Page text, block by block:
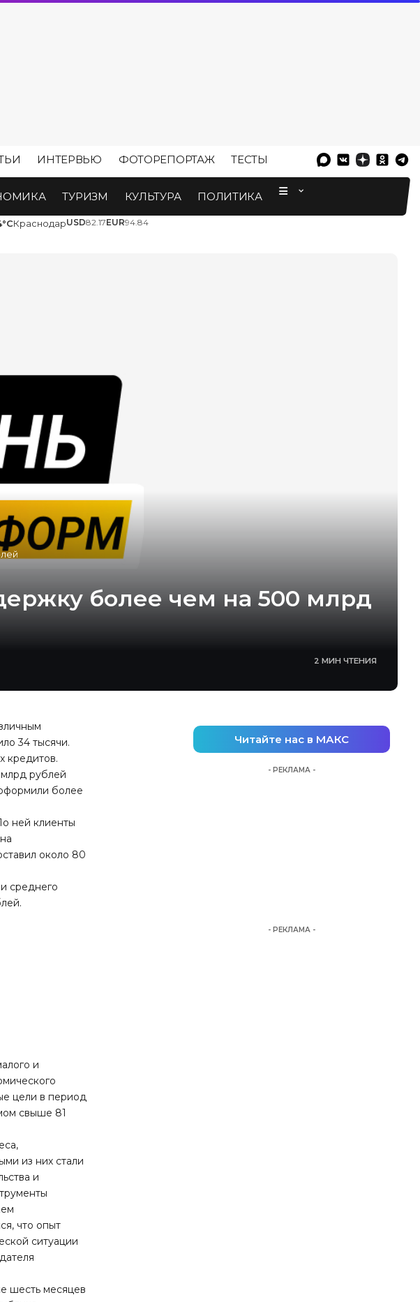
ИНТЕРВЬЮ ФОТОРЕПОРТАЖ ТЕСТЫ
ТУРИЗМ КУЛЬТУРА ПОЛИТИКА
КраснодарUSD82.17EUR94.84
более чем на 500 млрд
2 МИН ЧТЕНИЯ
34 тысячи.
кредитов.
рублей
более
ней клиенты
около 80
среднего
и
цели в период
свыше 81
из них стали
и
что опыт
ситуации
шесть месяцев
Читайте нас в МАКС
- РЕКЛАМА -
- РЕКЛАМА -